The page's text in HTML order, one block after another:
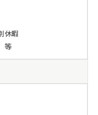
休暇
等